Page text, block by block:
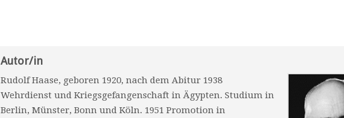
Autor/in
Rudolf Haase, geboren 1920, nach dem Abitur 1938
Wehrdienst und Kriegsgefangenschaft in Ägypten. Studium in
Berlin, Münster, Bonn und Köln. 1951 Promotion in